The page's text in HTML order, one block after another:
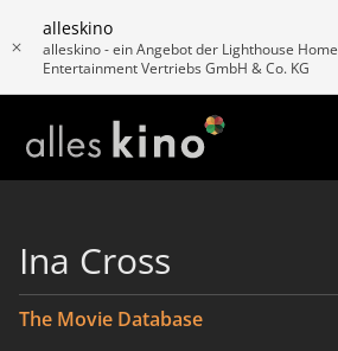
alleskino
alleskino - ein Angebot der Lighthouse Home
Entertainment Vertriebs GmbH & Co. KG
Ina Cross
The Movie Database